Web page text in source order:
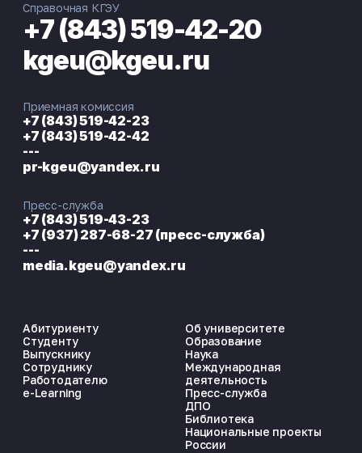
Абитуриенту
Студенту
Выпускнику
Сотруднику
Работодателю
e-Learning
Об университете
Образование
Наука
Международная
деятельность
Пресс-служба
ДПО
Библиотека
Национальные проекты
России
Справочная КГЭУ
+7 (843) 519-42-20
kgeu@kgeu.ru
Приемная комиссия
+7 (843) 519-42-23
+7 (843) 519-42-42
---
pr-kgeu@yandex.ru
Пресс-служба
+7 (843) 519-43-23
+7 (937) 287-68-27 (пресс-служба)
---
media.kgeu@yandex.ru